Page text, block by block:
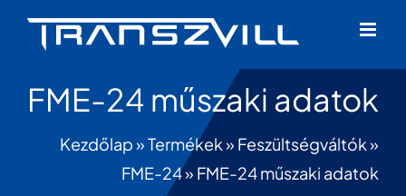
FME-24 műszaki adatok
Kezdőlap»Termékek» Feszültségváltók»
FME-24» FME-24 műszaki adatok